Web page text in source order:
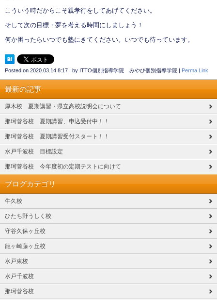
こういう時だからこそ親孝行をしてあげてください。
そして次の目標・夢を考える時間にしましょう！
何か困ったらいつでも塾にきてください。いつでも待っています。
Posted on 2020.03.14 8:17 | by ITTO個別指導学院 みやび個別指導学院 | Perma Link
最新の記事
厚木校 夏期講習・県立高校説明会について
那珂菅谷校 夏期講習、申込受付中！！
那珂菅谷校 夏期講習受付スタート！！
水戸千波校 目標設定
那珂菅谷校 今年度初の定期テストに向けて
ブログカテゴリ
牛久校
ひたち野うしく校
守谷久保ヶ丘校
龍ヶ崎藤ヶ丘校
水戸東校
水戸千波校
那珂菅谷校